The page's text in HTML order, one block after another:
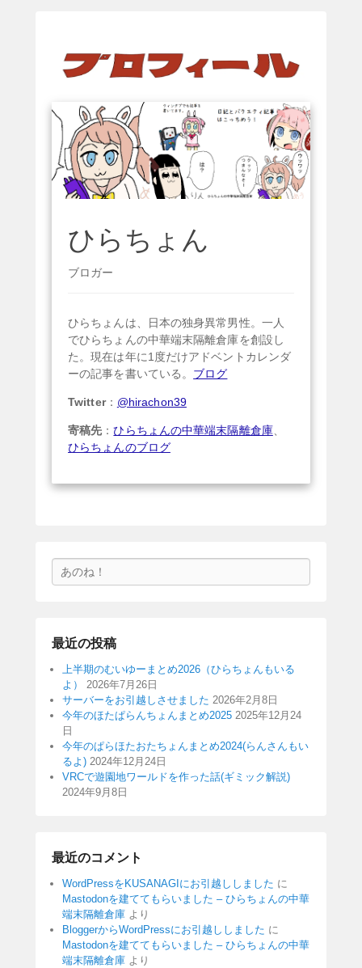
ひらちょん
ブロガー
ひらちょんは、日本の独身異常男性。一人
でひらちょんの中華端末隔離倉庫を創設し
た。現在は年に1度だけアドベントカレンダ
ーの記事を書いている。 ブログ
Twitter： @hirachon39
寄稿先 ：ひらちょんの中華端末隔離倉庫、
ひらちょんのブログ
索
最近の投稿
上半期のむいゆーまとめ2026（ひらちょんもいる
よ）
2026年7月26日
サーバーをお引越しさせました 2026年2月8日
今年のほたぱらんちょんまとめ2025 2025年12月24
日
今年のぱらほたおたちょんまとめ2024(らんさんもい
るよ) 2024年12月24日
VRCで遊園地ワールドを作った話(ギミック解説)
2024年9月8日
最近のコメント
WordPressをKUSANAGIにお引越ししました に
Mastodonを建ててもらいました – ひらちょんの中華
端末隔離倉庫 より
BloggerからWordPressにお引越ししました に
Mastodonを建ててもらいました – ひらちょんの中華
端末隔離倉庫 より